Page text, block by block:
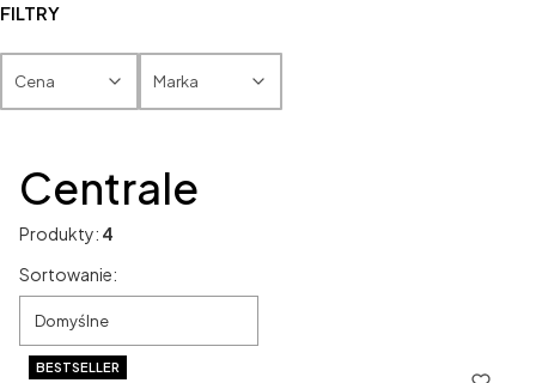
FILTRY
Cena Marka
Centrale
Produkty: 4
Lista produktów
Sortowanie:
Domyślne
BESTSELLER